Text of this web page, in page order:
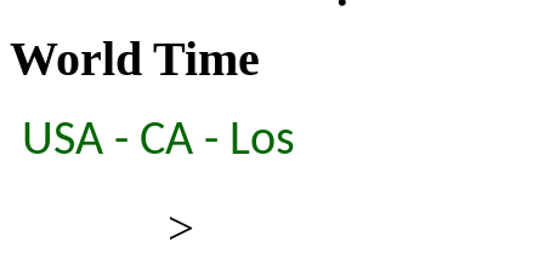
World Time
USA - CA - Los
>